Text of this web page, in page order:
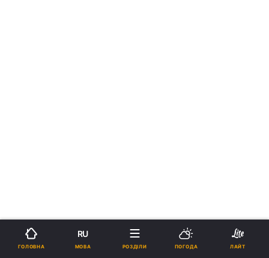
ГОЛОВНА
RU
МОВА РОЗДІЛИ ПОГОДА ЛАЙТ